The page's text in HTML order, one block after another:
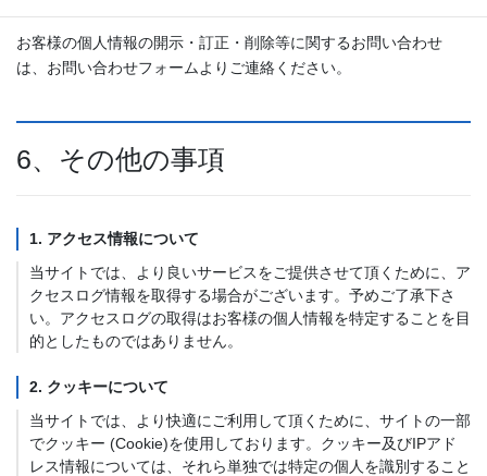
お客様の個人情報の開示・訂正・削除等に関するお問い合わせ
は、お問い合わせフォームよりご連絡ください。
6、その他の事項
1. アクセス情報について
当サイトでは、より良いサービスをご提供させて頂くために、ア
クセスログ情報を取得する場合がございます。予めご了承下さ
い。アクセスログの取得はお客様の個人情報を特定することを目
的としたものではありません。
2. クッキーについて
当サイトでは、より快適にご利用して頂くために、サイトの一部
でクッキー (Cookie)を使用しております。クッキー及びIPアド
レス情報については、それら単独では特定の個人を識別すること